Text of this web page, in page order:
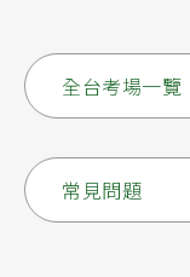
全台考場一覽
常見問題